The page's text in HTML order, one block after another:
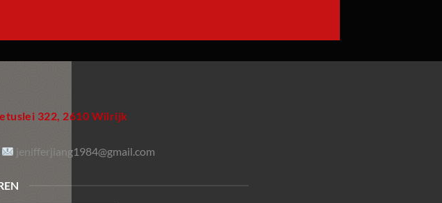
322, 2610 Wilrijk
jenifferjiang1984@gmail.com